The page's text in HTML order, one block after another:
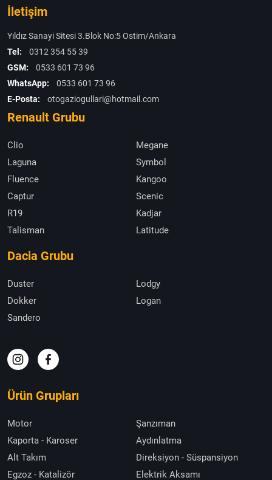
İletişim
Yıldız Sanayi Sitesi 3.Blok No:5 Ostim/Ankara
Tel:
0312 354 55 39
GSM:
0533 601 73 96
WhatsApp:
0533 601 73 96
E-Posta:
otogaziogullari@hotmail.com
Renault Grubu
Clio
Megane
Laguna
Symbol
Fluence
Kangoo
Captur
Scenic
R19
Kadjar
Talisman
Latitude
Dacia Grubu
Duster
Lodgy
Dokker
Logan
Sandero
Ürün Grupları
Motor
Şanzıman
Kaporta - Karoser
Aydınlatma
Alt Takım
Direksiyon - Süspansiyon
Egzoz - Katalizör
Elektrik Aksamı